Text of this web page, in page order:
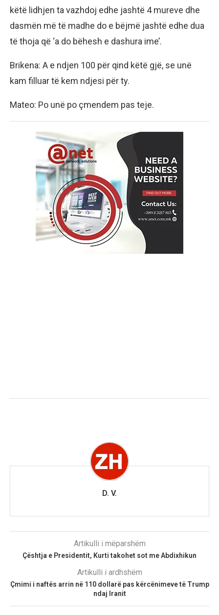
këtë lidhjen ta vazhdoj edhe jashtë 4 mureve dhe
dasmën më të madhe do e bëjmë jashtë edhe dua
të thoja që ‘a do bëhesh e dashura ime’.
Brikena: A e ndjen 100 për qind këtë gjë, se unë
kam filluar të kem ndjesi për ty.
Mateo: Po unë po çmendem pas teje.
D. V.
Artikulli i mëparshëm
Çështja e Presidentit, Kurti takohet sot me Abdixhikun
Artikulli i ardhshëm
Çmimi i naftës arrin në 110 dollarë pas kërcënimeve të Trump
ndaj Iranit